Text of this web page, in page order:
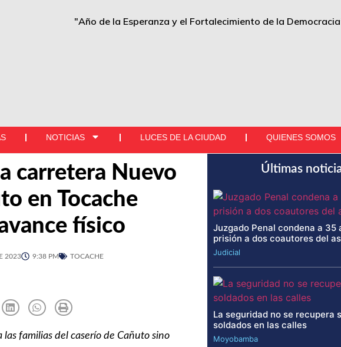
"Año de la Esperanza y el Fortalecimiento de la
NOTICIAS LUCES DE LA CIUDAD QUIENES SOMOS
carretera Nuevo
en Tocache
físico
2023 9:38 PM TOCACHE
las familias del caserío de Cañuto sino
Últimas
Juzgado Penal condena a 35
prisión a dos coautores del
Judicial
La seguridad no se recupera
soldados en las calles
Moyobamba